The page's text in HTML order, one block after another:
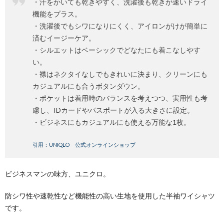
機能をプラス。
・洗濯後でもシワになりにくく、アイロンがけが簡単に
済むイージーケア。
・シルエットはベーシックでどなたにも着こなしやす
い。
・襟はネクタイなしでもきれいに決まり、クリーンにも
カジュアルにも合うボタンダウン。
・ポケットは着用時のバランスを考えつつ、実用性も考
慮し、IDカードやパスポートが入る大きさに設定。
・ビジネスにもカジュアルにも使える万能な1枚。
引用：UNIQLO 公式オンラインショップ
ビジネスマンの味方、ユニクロ。
防シワ性や速乾性など機能性の高い生地を使用した半袖ワイシャツ
です。